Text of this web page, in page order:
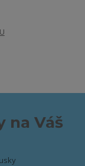
na Váš